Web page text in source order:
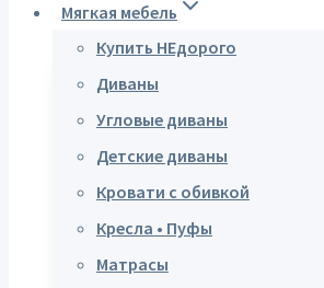
Мягкая мебель
Купить НЕдорого
Диваны
Угловые диваны
Детские диваны
Кровати с обивкой
Кресла • Пуфы
Матрасы